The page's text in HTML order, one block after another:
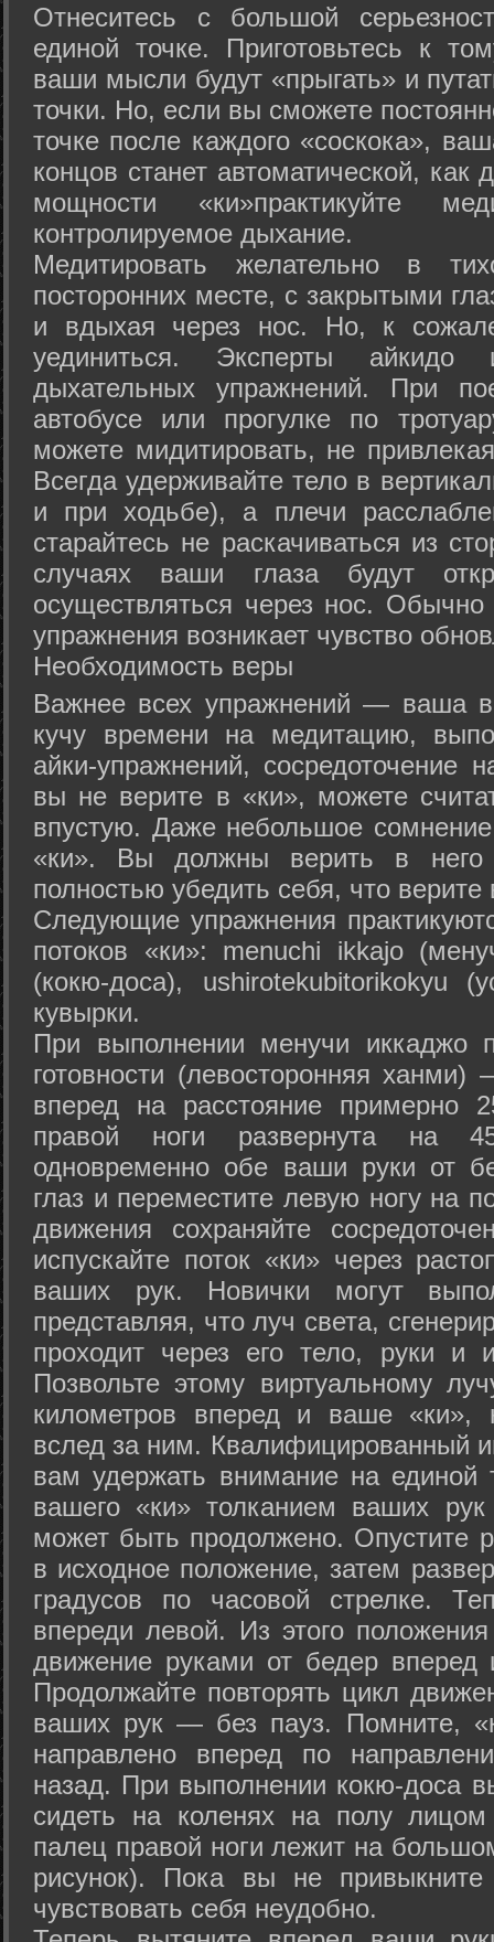
Отнеситесь с большой
единой точке. Приготовьтесь к
ваши мысли будут «прыгать» и
точки. Но, если вы сможете
точке после каждого «соскока»,
концов станет автоматической,
мощности «ки»практикуйте
контролируемое дыхание.
Медитировать желательно в
посторонних месте, с закрытыми
и вдыхая через нос. Но, к
уединиться. Эксперты айкидо
дыхательных упражнений. При
автобусе или прогулке по
можете мидитировать, не
Всегда удерживайте тело в
и при ходьбе), а плечи
старайтесь не раскачиваться из
случаях ваши глаза будут
осуществляться через нос. Обычно
упражнения возникает чувство
Необходимость веры
Важнее всех упражнений — ваша
кучу времени на медитацию,
айки-упражнений, сосредоточение
вы не верите в «ки», можете
впустую. Даже небольшое сомнение
«ки». Вы должны верить в
полностью убедить себя, что верите
Следующие упражнения
потоков «ки»: menuchi ikkajo
(кокю-доса), ushiro­tekubitori­kokyu
кувырки.
При выполнении менучи иккаджо
готовности (левосторонняя
вперед на расстояние примерно
правой ноги развернута на
одновременно обе ваши руки от
глаз и переместите левую ногу на
движения сохраняйте
испускайте поток «ки» через
ваших рук. Новички могут
представляя, что луч света,
проходит через его тело, руки и
Позвольте этому виртуальному
километров вперед и ваше «ки»,
вслед за ним. Квалифицированный
вам удержать внимание на единой
вашего «ки» толканием ваших
может быть продолжено. Опустите
в исходное положение, затем
градусов по часовой стрелке.
впереди левой. Из этого
движение руками от бедер вперед
Продолжайте повторять цикл
ваших рук — без пауз. Помните,
направлено вперед по
назад. При выполнении кокю-доса
сидеть на коленях на полу
палец правой ноги лежит на
рисунок). Пока вы не
чувствовать себя неудобно.